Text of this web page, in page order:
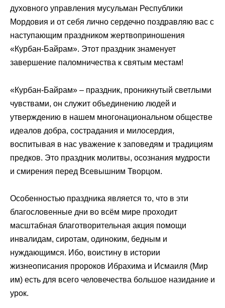
духовного управления мусульман Республики
Мордовия и от себя лично сердечно поздравляю вас с
наступающим праздником жертвоприношения
«Курбан-Байрам». Этот праздник знаменует
завершение паломничества к святым местам!
«Курбан-Байрам» – праздник, проникнутый светлыми
чувствами, он служит объединению людей и
утверждению в нашем многонациональном обществе
идеалов добра, сострадания и милосердия,
воспитывая в нас уважение к заповедям и традициям
предков. Это праздник молитвы, осознания мудрости
и смирения перед Всевышним Творцом.
Особенностью праздника является то, что в эти
благословенные дни во всём мире проходит
масштабная благотворительная акция помощи
инвалидам, сиротам, одиноким, бедным и
нуждающимся. Ибо, воистину в истории
жизнеописания пророков Ибрахима и Исмаиля (Мир
им) есть для всего человечества большое назидание и
урок.